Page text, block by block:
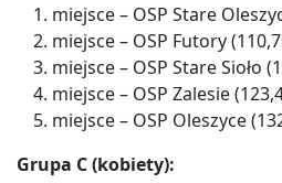
miejsce – OSP Stare
miejsce – OSP Futory
miejsce – OSP Stare Sioło
miejsce – OSP Zalesie
miejsce – OSP Oleszyce
Grupa C (kobiety):